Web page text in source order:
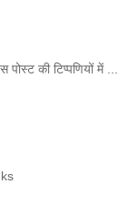
की टिप्पणियों में ...